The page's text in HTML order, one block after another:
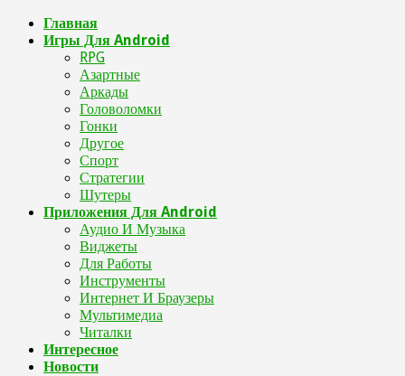
Главная
Игры Для Android
RPG
Азартные
Аркады
Головоломки
Гонки
Другое
Спорт
Стратегии
Шутеры
Приложения Для Android
Аудио И Музыка
Виджеты
Для Работы
Инструменты
Интернет И Браузеры
Мультимедиа
Читалки
Интересное
Новости